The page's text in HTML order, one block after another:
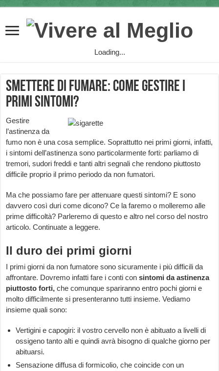
Loading...
Smettere di Fumare: come gestire i
primi Sintomi?
Gestire
l’astinenza da
fumo non è una cosa semplice. Soprattutto nei primi giorni, infatti,
i sintomi dell’astinenza sono particolarmente forti: parliamo di
tremori, sudori freddi e tanti altri segnali che rendono piuttosto
difficile proprio il primo periodo da non fumatori.
Ma che possiamo fare per attenuare questi sintomi? E sono
davvero così duri come dicono? Ce la faremo o molleremo alle
prime difficoltà? Parleremo di questo e altro nel corso del nostro
articolo. Continuate a leggere.
Il duro dei primi giorni
I primi giorni da non fumatore sono sicuramente i più difficili da
affrontare. Dovremo infatti fare i conti consintomi da astinenza
piuttosto forti, che comunque spariranno entro pochi giorni e
molto difficilmente si presenteranno tutti insieme. Vediamo
insieme quali sono:
Vertigini e capogiri: il vostro cervello non è abituato a livelli di
ossigeno tanto alti e quindi avrà bisogno di qualche giorno per
abituarsi.
Sensazione diffusa di formicolio, che coincide con un